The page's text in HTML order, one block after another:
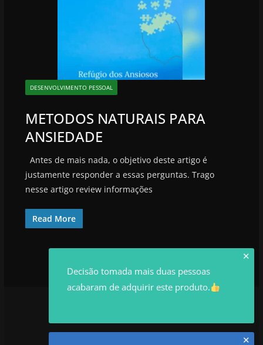
DESENVOLVIMENTO PESSOAL
METODOS NATURAIS PARA
ANSIEDADE
Antes de mais nada, o objetivo deste artigo é
justamente responder a essas perguntas. Trago
nesse artigo review informações
Read More
✕
Decisão tomada mais duas pessoas
acabaram de adquirir este produto.
✕